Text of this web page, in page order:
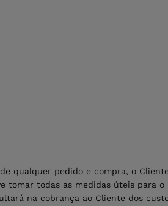
qualquer pedido e compra, o
tomar todas as medidas úteis para
na cobrança ao Cliente dos